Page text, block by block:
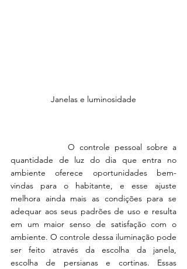
Janelas e luminosidade
quantidade de luz do dia que entra no
ambiente oferece oportunidades bem-
vindas para o habitante, e esse ajuste
melhora ainda mais as condições para se
adequar aos seus padrões de uso e resulta
em um maior senso de satisfação com o
ambiente. O controle dessa iluminação pode
ser feito através da escolha da janela,
escolha de persianas e cortinas. Essas